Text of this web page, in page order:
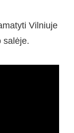
Vilniuje
salėje.